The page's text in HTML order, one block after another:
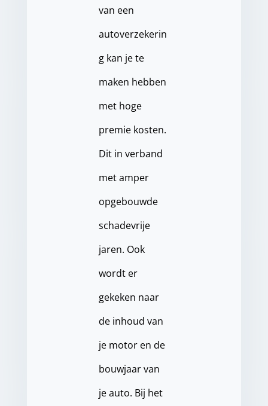
van een
autoverzekerin
g kan je te
maken hebben
met hoge
premie kosten.
Dit in verband
met amper
opgebouwde
schadevrije
jaren. Ook
wordt er
gekeken naar
de inhoud van
je motor en de
bouwjaar van
je auto. Bij het